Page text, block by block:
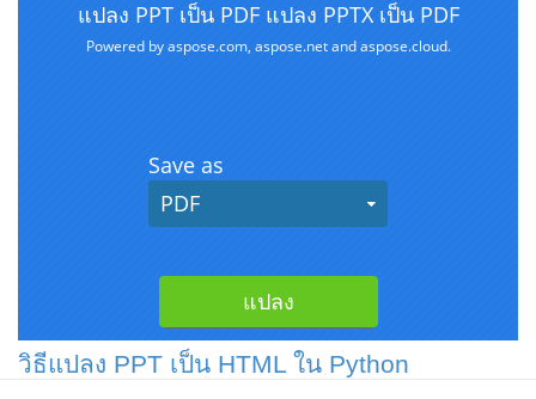
วิธีแปลง PPT เป็น HTML ใน Python